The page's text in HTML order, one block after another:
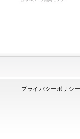
プライバシーポリシー